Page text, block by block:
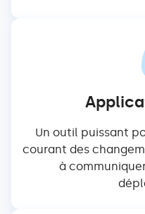
Un outil puissant
courant des
à